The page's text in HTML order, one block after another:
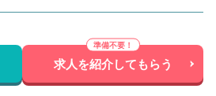
求人を紹介してもらう